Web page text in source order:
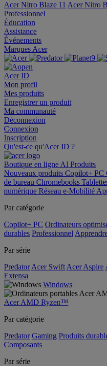
Acer Nitro Blaze 11 Acer Nitro
Professionnel
Éducation
Assistance
Événements
Marques Acer
Acer ID
Mon profil
Mes produits
Enregistrer un produit
Ma communauté
Déconnexion
Connexion
Inscription
Qu'est-ce qu'Acer ID ?
Boutique en ligne AI Produits
Nouveaux produits Copilot+ PC
de bureau Chromebooks
numérique Réseau e-Mobilité
Par catégorie
Copilot+ PC Ordinateurs
durables Professionnel
Par série
Predator Acer Swift Acer Aspire
Extensa
Windows
Acer AMD Ryzen™
Par catégorie
Predator Gaming Produits
Composants
Par série